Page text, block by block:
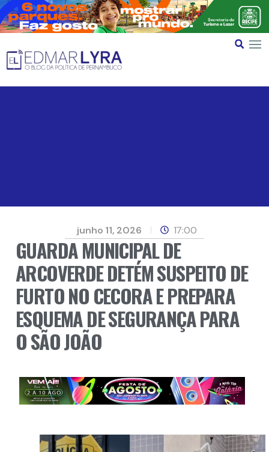
junho 11, 2026 17:00
GUARDA MUNICIPAL DE
ARCOVERDE DETÉM SUSPEITO DE
FURTO NO CECORA E PREPARA
ESQUEMA DE SEGURANÇA PARA
O SÃO JOÃO